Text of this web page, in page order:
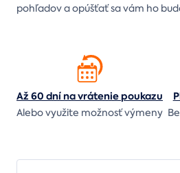
pohľadov a opúšťať sa vám ho
Až 60 dní na vráteniepoukazu
Alebo využite možnosť výmeny